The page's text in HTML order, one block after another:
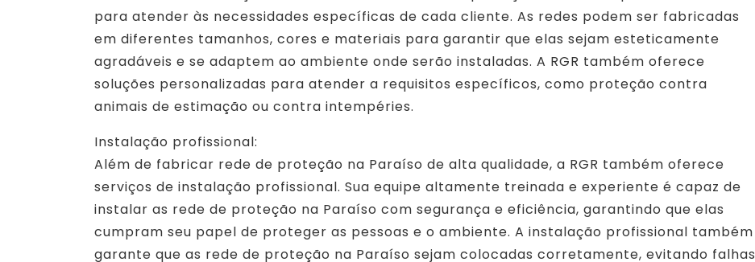
para atender às necessidades específicas de cada cliente. As redes podem ser fabricadas
em diferentes tamanhos, cores e materiais para garantir que elas sejam esteticamente
agradáveis e se adaptem ao ambiente onde serão instaladas. A RGR também oferece
soluções personalizadas para atender a requisitos específicos, como proteção contra
animais de estimação ou contra intempéries.
Instalação profissional:
Além de fabricar rede de proteção na Paraíso de alta qualidade, a RGR também oferece
serviços de instalação profissional. Sua equipe altamente treinada e experiente é capaz de
instalar as rede de proteção na Paraíso com segurança e eficiência, garantindo que elas
cumpram seu papel de proteger as pessoas e o ambiente. A instalação profissional também
garante que as rede de proteção na Paraíso sejam colocadas corretamente, evitando falhas